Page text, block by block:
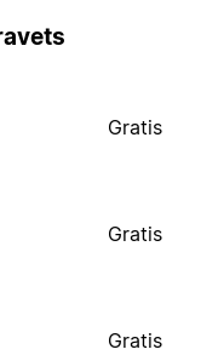
Gratis
Gratis
Gratis